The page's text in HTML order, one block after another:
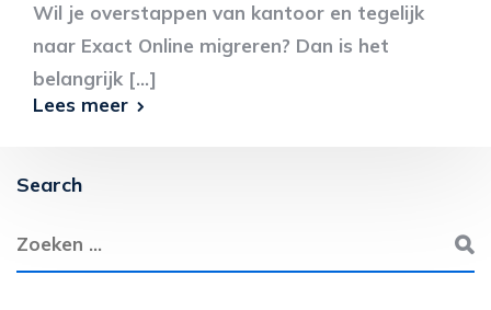
Wil je overstappen van kantoor en tegelijk
naar Exact Online migreren? Dan is het
belangrijk [...]
Lees meer
Search